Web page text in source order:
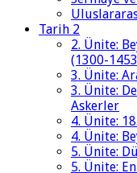
Tarih 2
2. Ünite:
(1300-
3. Ünite:
3. Ünite:
Askerler
4. Ünite:
4. Ünite:
5. Ünite:
5. Ünite: